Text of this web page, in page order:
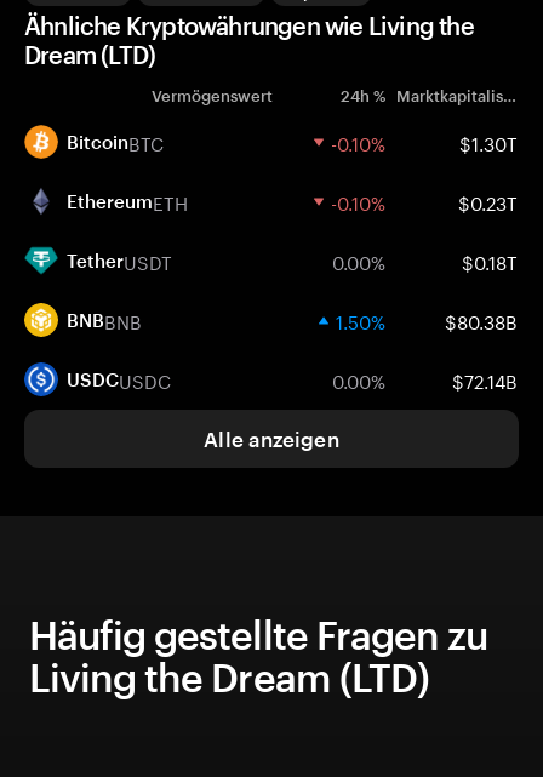
Ähnliche Kryptowährungen wie Living the
Dream (LTD)
Vermögenswert 24h % Marktkapitalisierung
BitcoinBTC -0.10% $1.30T
EthereumETH -0.10% $0.23T
TetherUSDT 0.00% $0.18T
BNBBNB 1.50% $80.38B
USDCUSDC 0.00% $72.14B
Alle anzeigen
Häufig gestellte Fragen zu
Living the Dream (LTD)